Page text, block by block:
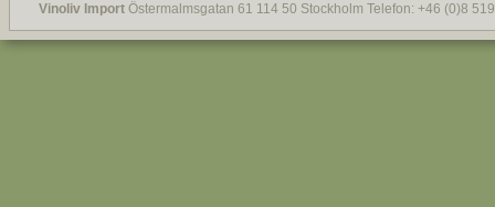
Vinoliv Import Östermalmsgatan 61 114 50 Stockholm Telefon: +46 (0)8